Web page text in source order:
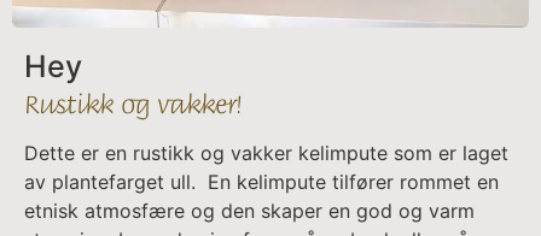
Hey
Rustikk og vakker!
Dette er en rustikk og vakker kelimpute som er laget
av plantefarget ull. En kelimpute tilfører rommet en
etnisk atmosfære og den skaper en god og varm